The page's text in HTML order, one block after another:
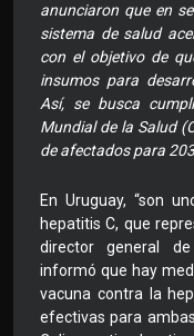
anunciaron que en
sistema de salud
con el objetivo de
insumos para
Así, se busca
Mundial de la Salud
de afectados para
En Uruguay, “son
hepatitis C, que
director general
informó que hay
vacuna contra la
efectivas para